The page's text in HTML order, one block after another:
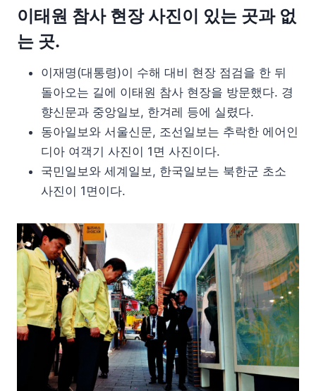
이태원 참사 현장 사진이 있는 곳과 없
는 곳.
이재명(대통령)이 수해 대비 현장 점검을 한 뒤
돌아오는 길에 이태원 참사 현장을 방문했다. 경
향신문과 중앙일보, 한겨레 등에 실렸다.
동아일보와 서울신문, 조선일보는 추락한 에어인
디아 여객기 사진이 1면 사진이다.
국민일보와 세계일보, 한국일보는 북한군 초소
사진이 1면이다.